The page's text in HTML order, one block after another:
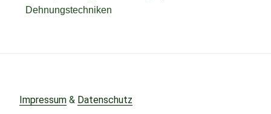
Dehnungstechniken
Impressum & Datenschutz